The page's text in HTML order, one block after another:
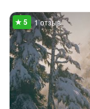
1 отзыв